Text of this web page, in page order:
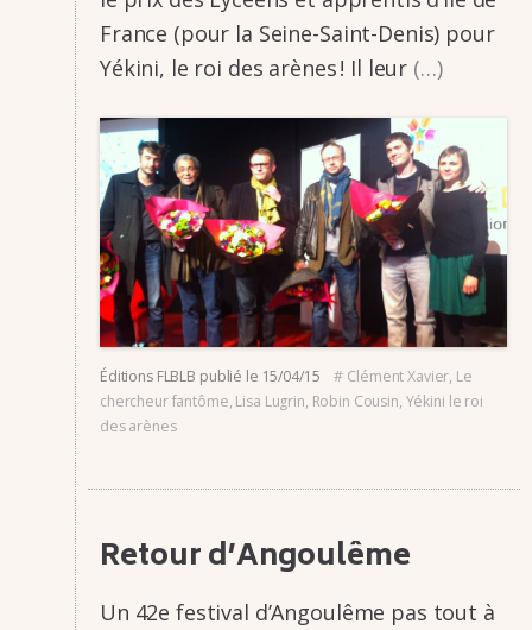
France (pour la Seine-Saint-Denis) pour
Yékini, le roi des arènes ! Il leur (…)
Éditions FLBLB publié le 15/04/15 # Clément Xavier, Le
chercheur fantôme, Lisa Lugrin, Robin Cousin, Yékini le roi
des arènes
Retour d’An­gou­lême
Un 42e festi­­val d’An­­gou­­lême pas tout à